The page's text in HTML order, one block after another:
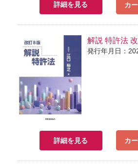
詳細を見る カ
解説 特許法
発行年月日：
詳細を見る カ